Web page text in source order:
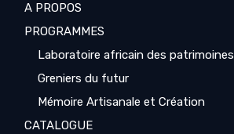
A PROPOS
PROGRAMMES
Laboratoire africain des patrimoines
Greniers du futur
Mémoire Artisanale et Création
CATALOGUE